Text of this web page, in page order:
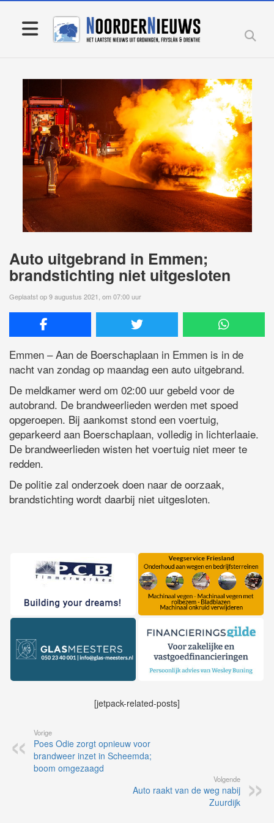
Auto uitgebrand in Emmen;
brandstichting niet uitgesloten
Geplaatst op 9 augustus 2021, om 07:00 uur
Emmen – Aan de Boerschaplaan in Emmen is in de
nacht van zondag op maandag een auto uitgebrand.
De meldkamer werd om 02:00 uur gebeld voor de
autobrand. De brandweerlieden werden met spoed
opgeroepen. Bij aankomst stond een voertuig,
geparkeerd aan Boerschaplaan, volledig in lichterlaaie.
De brandweerlieden wisten het voertuig niet meer te
redden.
De politie zal onderzoek doen naar de oorzaak,
brandstichting wordt daarbij niet uitgesloten.
[jetpack-related-posts]
Vorige
Poes Odie zorgt opnieuw voor
brandweer inzet in Scheemda;
boom omgezaagd
Volgende
Auto raakt van de weg nabij
Zuurdijk